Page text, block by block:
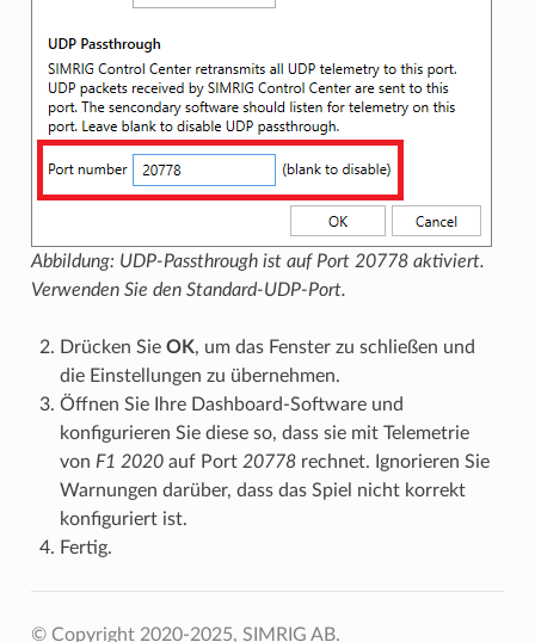
Abbildung: UDP-Passthrough ist auf Port 20778aktiviert.
Verwenden Sie den Standard-UDP-Port.
Drücken Sie OK, um das Fenster zu schließen und
die Einstellungen zu übernehmen.
Öffnen Sie Ihre Dashboard-Software und
konfigurieren Sie diese so, dass sie mit Telemetrie
von F1 2020auf Port 20778rechnet. Ignorieren Sie
Warnungen darüber, dass das Spiel nicht korrekt
konfiguriert ist.
Fertig.
© Copyright 2020-2025, SIMRIG AB.